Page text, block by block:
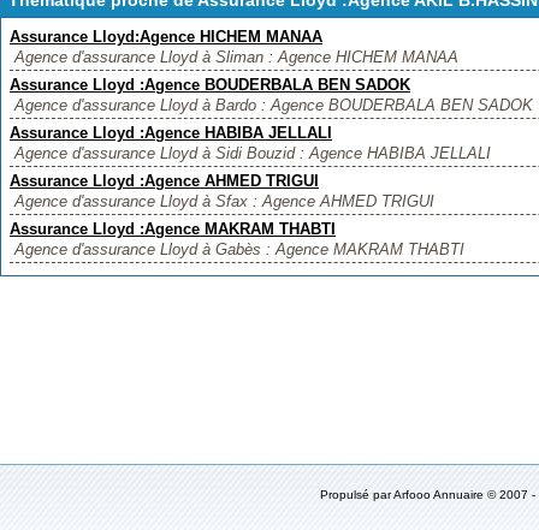
Assurance Lloyd:Agence HICHEM MANAA
Agence d'assurance Lloyd à Sliman : Agence HICHEM MANAA
Assurance Lloyd :Agence BOUDERBALA BEN SADOK
Agence d'assurance Lloyd à Bardo : Agence BOUDERBALA BEN SADOK
Assurance Lloyd :Agence HABIBA JELLALI
Agence d'assurance Lloyd à Sidi Bouzid : Agence HABIBA JELLALI
Assurance Lloyd :Agence AHMED TRIGUI
Agence d'assurance Lloyd à Sfax : Agence AHMED TRIGUI
Assurance Lloyd :Agence MAKRAM THABTI
Agence d'assurance Lloyd à Gabès : Agence MAKRAM THABTI
Propulsé parArfooo Annuaire © 2007